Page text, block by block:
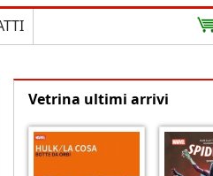
Vetrina ultimi arrivi